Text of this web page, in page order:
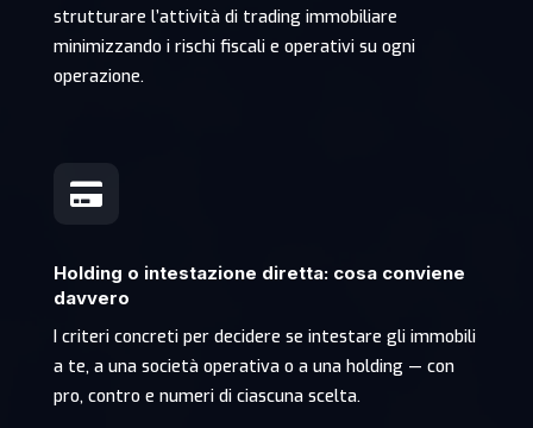
strutturare l’attività di trading immobiliare
minimizzando i rischi fiscali e operativi su ogni
operazione.

Holding o intestazione diretta: cosa conviene
davvero
I criteri concreti per decidere se intestare gli immobili
a te, a una società operativa o a una holding — con
pro, contro e numeri di ciascuna scelta.